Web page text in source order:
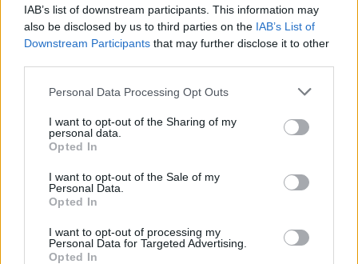
IAB’s list of downstream participants. This information may
also be disclosed by us to third parties on the IAB’s List of
Downstream Participants that may further disclose it to other
Personal Data Processing Opt Outs
I want to opt-out of the Sharing of my
personal data.
Opted In
I want to opt-out of the Sale of my
Personal Data.
Opted In
I want to opt-out of processing my
Personal Data for Targeted Advertising.
Opted In
Rin __ Tin, pastor alemão estrela do cinema:
T
I
N
Amy __, indicada ao Oscar por Trapaça
D A M
S
Cumprimenta alguém
A Ú D
A
A C O
S